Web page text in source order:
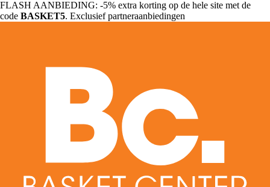
FLASH AANBIEDING: -5% extra korting op de hele site met de
code BASKET5. Exclusief partneraanbiedingen